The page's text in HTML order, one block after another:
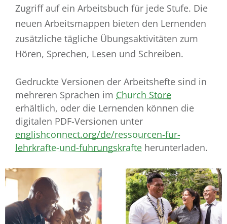
Zugriff auf ein Arbeitsbuch für jede Stufe. Die
neuen Arbeitsmappen bieten den Lernenden
zusätzliche tägliche Übungsaktivitäten zum
Hören, Sprechen, Lesen und Schreiben.
Gedruckte Versionen der Arbeitshefte sind in
mehreren Sprachen im Church Store
erhältlich, oder die Lernenden können die
digitalen PDF-Versionen unter
englishconnect.org/de/ressourcen-fur-
lehrkrafte-und-fuhrungskrafte herunterladen.